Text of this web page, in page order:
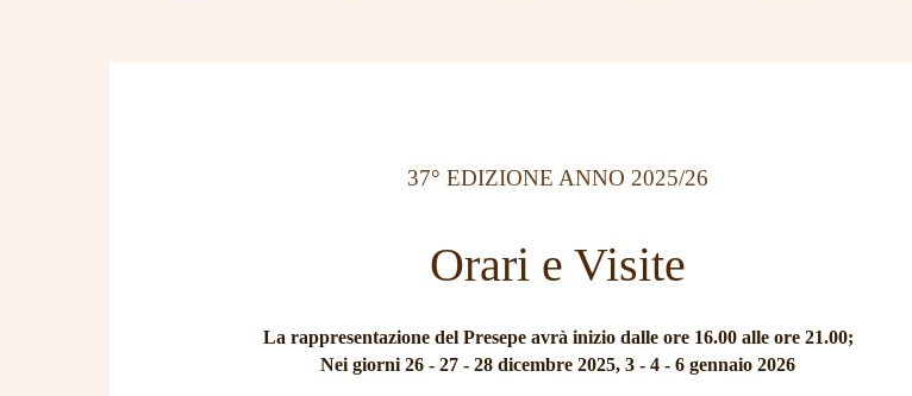
37° EDIZIONE ANNO 2025/26
Orari e Visite
La rappresentazione del Presepe avrà inizio dalle ore 16.00 alle ore 21.00;
Nei giorni 26 - 27 - 28 dicembre 2025, 3 - 4 - 6 gennaio 2026